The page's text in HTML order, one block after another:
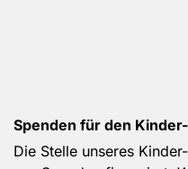
Spenden für den
Die Stelle unseres